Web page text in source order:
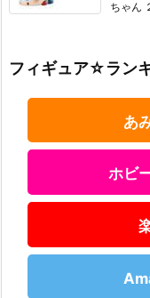
ちゃん
フィギュア☆ラン
あ
ホビ